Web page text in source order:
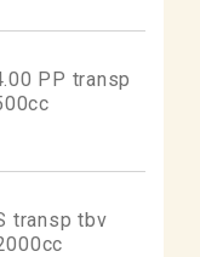
PP transp
transp tbv